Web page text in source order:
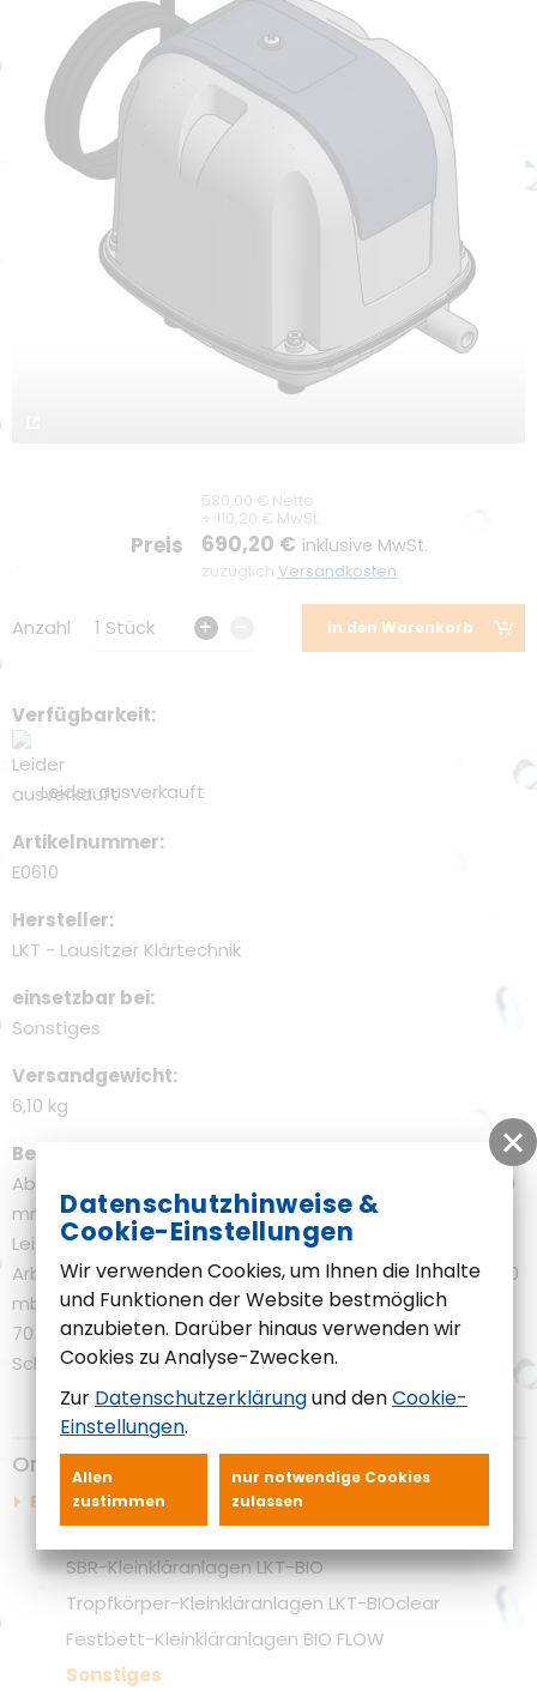
Lieferzeiten
Downloads
Unternehmen
Unternehmensprofil
Unser LKT Team
Kompetenz durch Innovation
Förderung
Kontakt
580,00 € Netto
+ 110,20 € MwSt.
Preis 690,20 € inklusive MwSt.
zuzüglich Versandkosten
Verfügbarkeit
Leider ausverkauft
Artikelnummer
E0610
Hersteller
LKT - Lausitzer Klärtechnik
einsetzbar bei
Sonstiges
Versandgewicht
6,10 kg
Beschreibung
Abmessungen: Länge : 215 mm Breite : 172 mm Höhe : 199
mm Spannung : 230 V Frequenz : 50 Hz
Leistungsaufnahme: 128 W Arbeitsdruck : 200 mbar max.
Arbeitsdruck: 300 mbar Volumenstrom : 140 l/min (bei 160
mbar) 127 l/min (bei 200 mbar) 98 l/min (bei 250 mbar)
70 l/min (bei 300 mbar) Geräuschpegel : 38 dB(A)
Schlauchanschluss außen: 18 mm
Anzahl 1 Stück in den Warenkorb
Online-Shop
Ersatzteilshop
Ersatzteile für Kleinkläranlagen
SBR-Kleinkläranlagen LKT-BIO
Tropfkörper-Kleinkläranlagen LKT-BIOclear
Festbett-Kleinkläranlagen BIO FLOW
Sonstiges
Datenschutzhinweise &
Cookie-Einstellungen
Wir verwenden Cookies, um Ihnen die Inhalte
und Funktionen der Website bestmöglich
anzubieten. Darüber hinaus verwenden wir
Cookies zu Analyse-Zwecken.
Zur Datenschutzerklärungund denCookie-
Einstellungen.
Allen
zustimmen
nur notwendige Cookies
zulassen